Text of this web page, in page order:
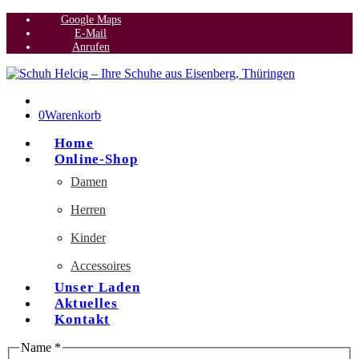
Google Maps
E-Mail
Anrufen
0Warenkorb
Home
Online-Shop
Damen
Herren
Kinder
Accessoires
Unser Laden
Aktuelles
Kontakt
Name *